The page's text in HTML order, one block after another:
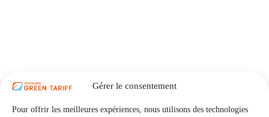
Gérer le consentement
Pour offrir les meilleures expériences, nous utilisons des technologies